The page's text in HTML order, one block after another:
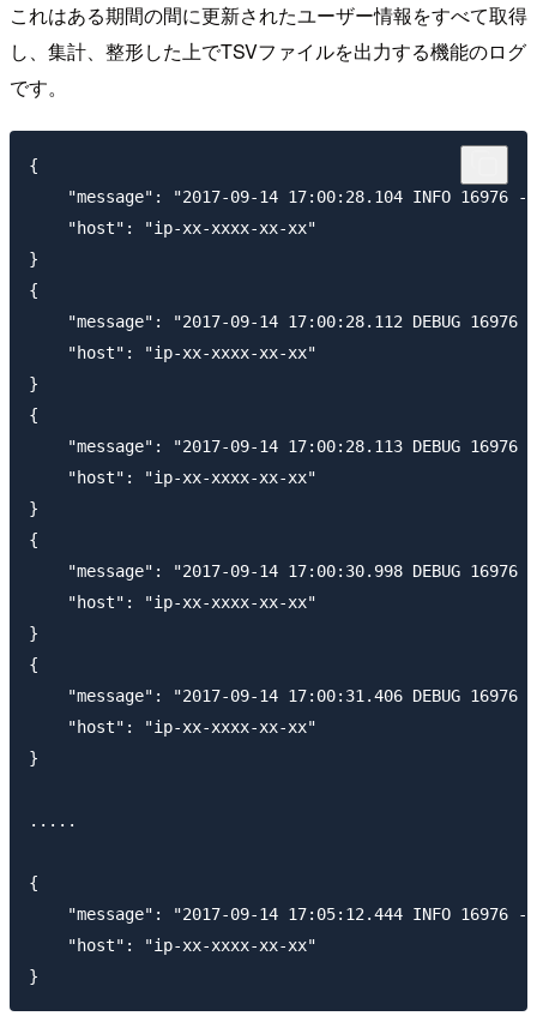
これはある期間の間に更新されたユーザー情報をすべて取得
し、集計、整形した上でTSVファイルを出力する機能のログ
です。
{
"message": "2017-09-14 17:00:28.104 INFO 16976
    "host": "ip-xx-xxxx-xx-xx"
}
{
"message": "2017-09-14 17:00:28.112 DEBUG 16976
    "host": "ip-xx-xxxx-xx-xx"
}
{
"message": "2017-09-14 17:00:28.113 DEBUG 16976
    "host": "ip-xx-xxxx-xx-xx"
}
{
"message": "2017-09-14 17:00:30.998 DEBUG 16976
    "host": "ip-xx-xxxx-xx-xx"
}
{
"message": "2017-09-14 17:00:31.406 DEBUG 16976
    "host": "ip-xx-xxxx-xx-xx"
}
.....
{
"message": "2017-09-14 17:05:12.444 INFO 16976
    "host": "ip-xx-xxxx-xx-xx"